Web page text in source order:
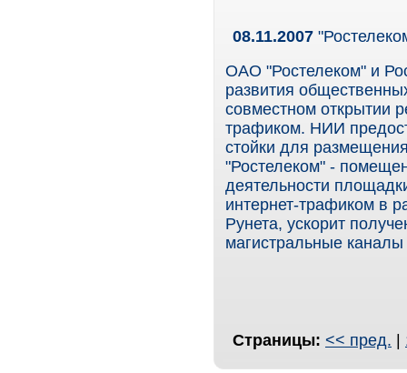
08.11.2007
ОАО "Ростелеком" и
развития
совместном открытии
трафиком. НИИ
стойки для
"Ростелеком" -
деятельности
интернет-трафиком в
Рунета, ускорит
магистральные
Страницы: << пред. |